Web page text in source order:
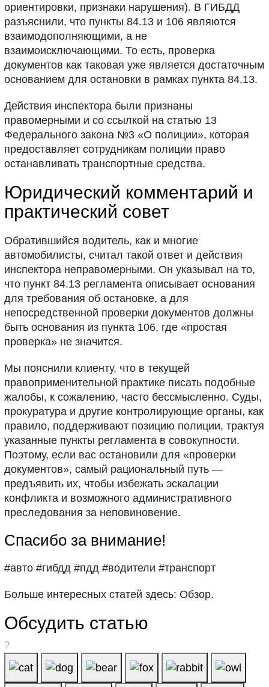
ориентировки, признаки нарушения). В ГИБДД
разъяснили, что пункты 84.13 и 106 являются
взаимодополняющими, а не
взаимоисключающими. То есть, проверка
документов как таковая уже является достаточным
основанием для остановки в рамках пункта 84.13.
Действия инспектора были признаны
правомерными и со ссылкой на статью 13
Федерального закона №3 «О полиции», которая
предоставляет сотрудникам полиции право
останавливать транспортные средства.
Юридический комментарий и
практический совет
Обратившийся водитель, как и многие
автомобилисты, считал такой ответ и действия
инспектора неправомерными. Он указывал на то,
что пункт 84.13 регламента описывает основания
для требования об остановке, а для
непосредственной проверки документов должны
быть основания из пункта 106, где «простая
проверка» не значится.
Мы пояснили клиенту, что в текущей
правоприменительной практике писать подобные
жалобы, к сожалению, часто бессмысленно. Суды,
прокуратура и другие контролирующие органы, как
правило, поддерживают позицию полиции, трактуя
указанные пункты регламента в совокупности.
Поэтому, если вас остановили для «проверки
документов», самый рациональный путь —
предъявить их, чтобы избежать эскалации
конфликта и возможного административного
преследования за неповиновение.
Спасибо за внимание!
#авто #гибдд #пдд #водители #транспорт
Больше интересных статей здесь: Обзор.
Обсудить статью
?